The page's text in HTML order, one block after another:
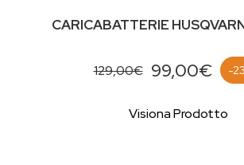
CARICABATTERIE
129,00€ 99,00€ -
Visiona Prodotto